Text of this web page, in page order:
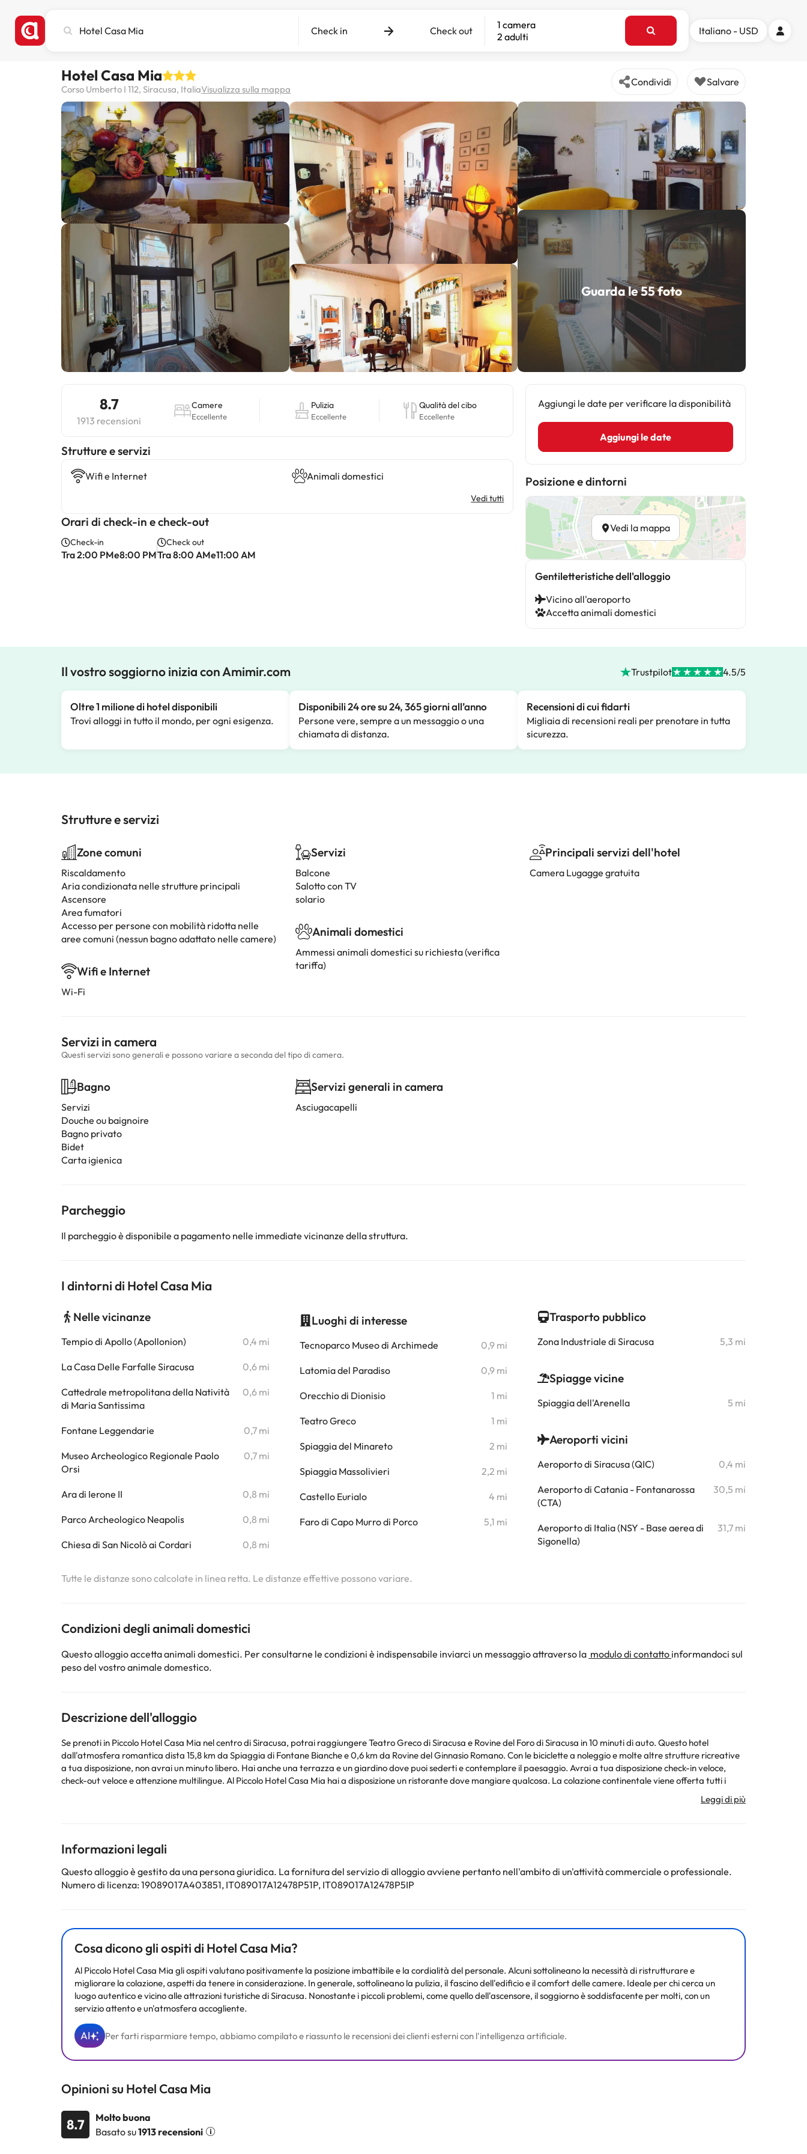
città,
destinazione
Check in Check out
1 camera
2 adulti
Italiano - USD
Hotel Casa Mia
Corso Umberto I 112, Siracusa, ItaliaVisualizza sulla mappa
Condividi Salvare
Guarda le 55 foto
8.7
1913 recensioni
Camere
Eccellente
Pulizia
Eccellente
Qualità del cibo
Eccellente
​Strutture e servizi
Wifi e Internet Animali domestici
Vedi tutti
Orari di check-in e check-out
Check-in
Tra 2:00 PMe8:00 PM
Check out
Tra 8:00 AMe11:00 AM
Aggiungi le date per verificare la disponibilità
Aggiungi le date
Posizione e dintorni
Vedi la mappa
Gentiletteristiche dell'alloggio
Vicino all'aeroporto
Accetta animali domestici
Il vostro soggiorno inizia con Amimir.com Trustpilot 4.5/5
Oltre 1 milione di hotel disponibili
Trovi alloggi in tutto il mondo, per ogni esigenza.
Disponibili 24 ore su 24, 365 giorni all’anno
Persone vere, sempre a un messaggio o una
chiamata di distanza.
Recensioni di cui fidarti
Migliaia di recensioni reali per prenotare in tutta
sicurezza.
Strutture e servizi
Zone comuni
Riscaldamento
Aria condizionata nelle strutture principali
Ascensore
Area fumatori
Accesso per persone con mobilità ridotta nelle
aree comuni (nessun bagno adattato nelle camere)
Wifi e Internet
Wi-Fi
Servizi
Balcone
Salotto con TV
solario
Animali domestici
Ammessi animali domestici su richiesta (verifica
tariffa)
Principali servizi dell'hotel
Camera Lugagge gratuita
Servizi in camera
Questi servizi sono generali e possono variare a seconda del tipo di camera.
Bagno
Servizi
Douche ou baignoire
Bagno privato
Bidet
Carta igienica
Servizi generali in camera
Asciugacapelli
Parcheggio
Il parcheggio è disponibile a pagamento nelle immediate vicinanze della struttura.
I dintorni di Hotel Casa Mia
Nelle vicinanze
Tempio di Apollo (Apollonion) 0,4 mi
La Casa Delle Farfalle Siracusa 0,6 mi
Cattedrale metropolitana della Natività
di Maria Santissima
0,6 mi
Fontane Leggendarie 0,7 mi
Museo Archeologico Regionale Paolo
Orsi
0,7 mi
Ara di Ierone II 0,8 mi
Parco Archeologico Neapolis 0,8 mi
Chiesa di San Nicolò ai Cordari 0,8 mi
Luoghi di interesse
Tecnoparco Museo di Archimede 0,9 mi
Latomia del Paradiso 0,9 mi
Orecchio di Dionisio 1 mi
Teatro Greco 1 mi
Spiaggia del Minareto 2 mi
Spiaggia Massolivieri 2,2 mi
Castello Eurialo 4 mi
Faro di Capo Murro di Porco 5,1 mi
Trasporto pubblico
Zona Industriale di Siracusa 5,3 mi
Spiagge vicine
Spiaggia dell'Arenella 5 mi
Aeroporti vicini
Aeroporto di Siracusa (QIC) 0,4 mi
Aeroporto di Catania - Fontanarossa
(CTA)
30,5 mi
Aeroporto di Italia (NSY - Base aerea di
Sigonella)
31,7 mi
Tutte le distanze sono calcolate in linea retta. Le distanze effettive possono variare.
Condizioni degli animali domestici
Questo alloggio accetta animali domestici. Per consultarne le condizioni è indispensabile inviarci un messaggio attraverso la modulo di contatto informandoci sul
peso del vostro animale domestico.
Descrizione dell'alloggio
Se prenoti in Piccolo Hotel Casa Mia nel centro di Siracusa, potrai raggiungere Teatro Greco di Siracusa e Rovine del Foro di Siracusa in 10 minuti di auto. Questo hotel
dall'atmosfera romantica dista 15,8 km da Spiaggia di Fontane Bianche e 0,6 km da Rovine del Ginnasio Romano. Con le biciclette a noleggio e molte altre strutture ricreative
a tua disposizione, non avrai un minuto libero. Hai anche una terrazza e un giardino dove puoi sederti e contemplare il paesaggio. Avrai a tua disposizione check-in veloce,
check-out veloce e attenzione multilingue. Al Piccolo Hotel Casa Mia hai a disposizione un ristorante dove mangiare qualcosa. La colazione continentale viene offerta tutti i
giorni dalle 08:00 alle 10:00 a un costo aggiuntivo. Vi sentirete a casa in una delle 22 camere climatizzate. Resta in contatto con i tuoi cari grazie alla connessione Internet Wi-
Fi gratuita. I bagni privati con vasca o doccia dispongono di articoli da toeletta firmati e bidet. I comfort includono una scrivania, le pulizie disponibili tutti i giorni e la possibilità
Alcuni dei servizi dettagliati possono essere pagati. Puoi controllare le loro tariffe direttamente presso lo stabilimento. La struttura ricettiva può modificare il modo in cui offre il
proprio servizio di ristorazione in base alle esigenze. Queste informazioni sono soggette a modifiche da parte della struttura ricettiva.
Informazioni legali
Questo alloggio è gestito da una persona giuridica. La fornitura del servizio di alloggio avviene pertanto nell'ambito di un'attività commerciale o professionale.
Numero di licenza: 19089017A403851, IT089017A12478P51P, IT089017A12478P5IP
Cosa dicono gli ospiti di Hotel Casa Mia?
Al Piccolo Hotel Casa Mia gli ospiti valutano positivamente la posizione imbattibile e la cordialità del personale. Alcuni sottolineano la necessità di ristrutturare e
migliorare la colazione, aspetti da tenere in considerazione. In generale, sottolineano la pulizia, il fascino dell'edificio e il comfort delle camere. Ideale per chi cerca un
luogo autentico e vicino alle attrazioni turistiche di Siracusa. Nonostante i piccoli problemi, come quello dell'ascensore, il soggiorno è soddisfacente per molti, con un
servizio attento e un'atmosfera accogliente.
AI Per farti risparmiare tempo, abbiamo compilato e riassunto le recensioni dei clienti esterni con l'intelligenza artificiale.
Opinioni su Hotel Casa Mia
8.7
Molto buona
Basato su1913 recensioni